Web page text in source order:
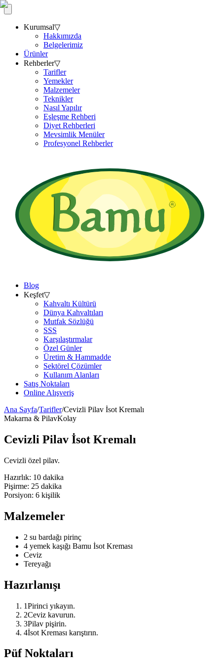
Kurumsal▽
Hakkımızda
Belgelerimiz
Ürünler
Rehberler▽
Tarifler
Yemekler
Malzemeler
Teknikler
Nasıl Yapılır
Eşleşme Rehberi
Diyet Rehberleri
Mevsimlik Menüler
Profesyonel Rehberler
Blog
Keşfet▽
Kahvaltı Kültürü
Dünya Kahvaltıları
Mutfak Sözlüğü
SSS
Karşılaştırmalar
Özel Günler
Üretim & Hammadde
Sektörel Çözümler
Kullanım Alanları
Satış Noktaları
Online Alışveriş
Ana Sayfa/Tarifler/Cevizli Pilav İsot Kremalı
Makarna & PilavKolay
Cevizli Pilav İsot Kremalı
Cevizli özel pilav.
Hazırlık: 10 dakika
Pişirme: 25 dakika
Porsiyon: 6 kişilik
Malzemeler
2 su bardağı pirinç
4 yemek kaşığı Bamu İsot Kreması
Ceviz
Tereyağı
Hazırlanışı
1Pirinci yıkayın.
2Ceviz kavurun.
3Pilav pişirin.
4İsot Kreması karıştırın.
Püf Noktaları